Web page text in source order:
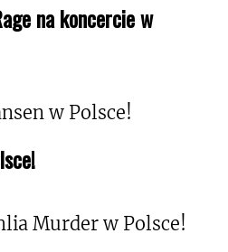
na koncercie w